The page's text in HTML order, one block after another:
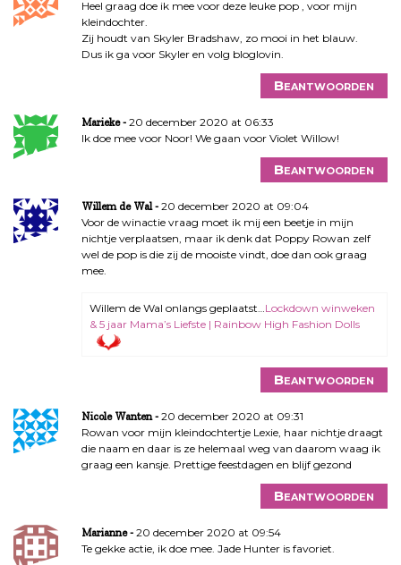
Heel graag doe ik mee voor deze leuke pop , voor mijn
kleindochter.
Zij houdt van Skyler Bradshaw, zo mooi in het blauw.
Dus ik ga voor Skyler en volg bloglovin.
Beantwoorden
Marieke
20 december 2020 at 06:33
Ik doe mee voor Noor! We gaan voor Violet Willow!
Beantwoorden
Willem de Wal
20 december 2020 at 09:04
Voor de winactie vraag moet ik mij een beetje in mijn
nichtje verplaatsen, maar ik denk dat Poppy Rowan zelf
wel de pop is die zij de mooiste vindt, doe dan ook graag
mee.
Willem de Wal onlangs geplaatst…Lockdown winweken
& 5 jaar Mama’s Liefste | Rainbow High Fashion Dolls
Beantwoorden
Nicole Wanten
20 december 2020 at 09:31
Rowan voor mijn kleindochtertje Lexie, haar nichtje draagt
die naam en daar is ze helemaal weg van daarom waag ik
graag een kansje. Prettige feestdagen en blijf gezond
Beantwoorden
Marianne
20 december 2020 at 09:54
Te gekke actie, ik doe mee. Jade Hunter is favoriet.